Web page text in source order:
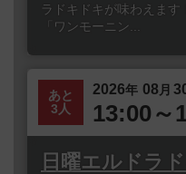
ラドキドキが味わえます
「ワンモーニン...
あと
3人
2026年 08 月
13:00～
日曜エルドラ